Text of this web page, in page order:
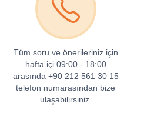
Tüm soru ve önerileriniz için
hafta içi 09:00 - 18:00
arasında +90 212 561 30 15
telefon numarasından bize
ulaşabilirsiniz.